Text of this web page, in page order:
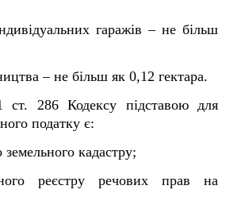
гаражів – не більш
– не більш як 0,12 гектара.
ст. 286 Кодексу підставою для
податку є:
кадастру;
реєстру речових прав на